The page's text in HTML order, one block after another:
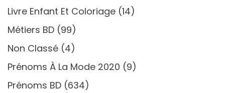
Livre Enfant Et Coloriage (14)
Métiers BD (99)
Non Classé (4)
Prénoms À La Mode 2020 (9)
Prénoms BD (634)